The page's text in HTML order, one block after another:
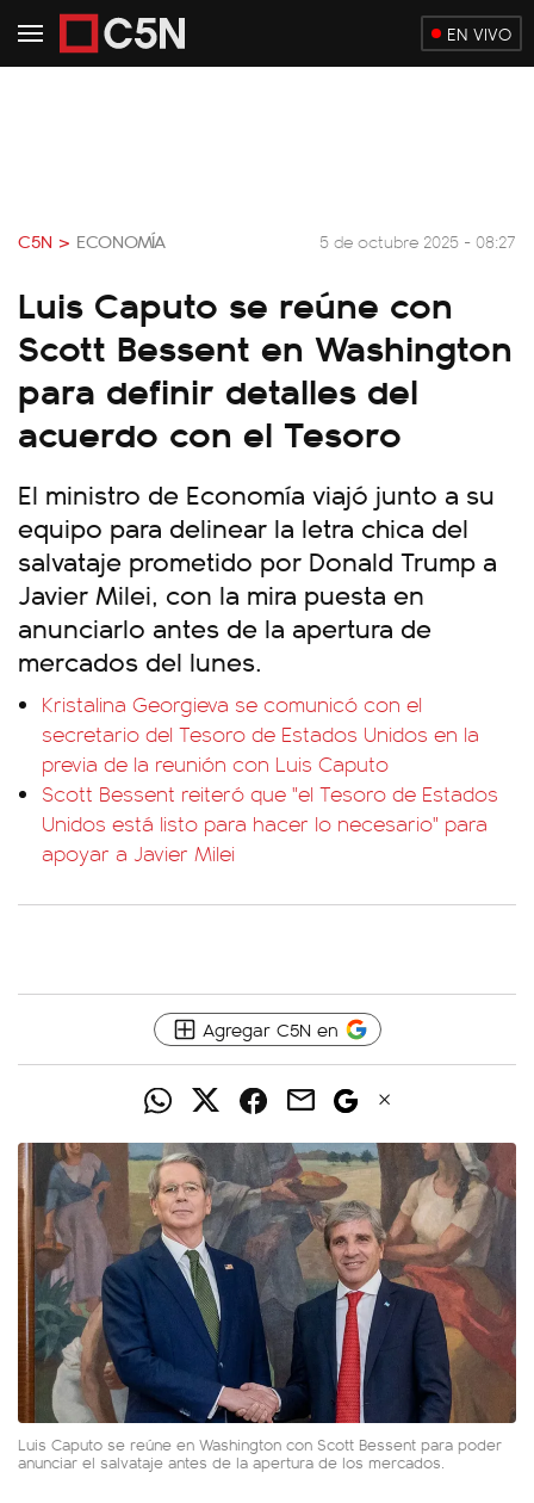
EN VIVO
C5N > ECONOMÍA 5 de octubre 2025 - 08:27
Luis Caputo se reúne con
Scott Bessent en Washington
para definir detalles del
acuerdo con el Tesoro
El ministro de Economía viajó junto a su
equipo para delinear la letra chica del
salvataje prometido por Donald Trump a
Javier Milei, con la mira puesta en
anunciarlo antes de la apertura de
mercados del lunes.
Kristalina Georgieva se comunicó con el
secretario del Tesoro de Estados Unidos en la
previa de la reunión con Luis Caputo
Scott Bessent reiteró que "el Tesoro de Estados
Unidos está listo para hacer lo necesario" para
apoyar a Javier Milei
Agregar C5N en
Luis Caputo se reúne en Washington con Scott Bessent para poder
anunciar el salvataje antes de la apertura de los mercados.